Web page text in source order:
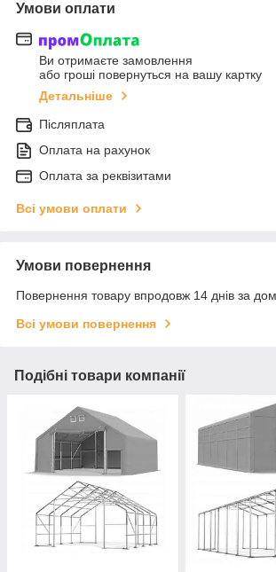
Умови оплати
Ви отримаєте замовлення
або гроші повернуться на вашу картку
Детальніше
Післяплата
Оплата на рахунок
Оплата за реквізитами
Всі умови оплати
Умови повернення
Повернення товару впродовж 14 днів за
Всі умови повернення
Подібні товари компанії